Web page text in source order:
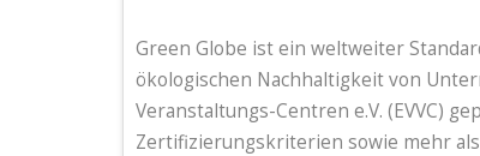
Green Globe ist ein weltweiter
ökologischen Nachhaltigkeit von
Veranstaltungs-Centren e.V. (EVVC)
Zertifizierungskriterien sowie mehr